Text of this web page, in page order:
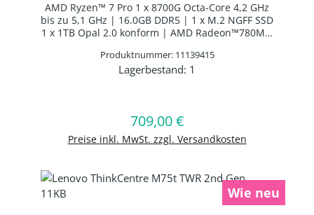
AMD Ryzen™ 7 Pro 1 x 8700G Octa-Core 4,2 GHz
bis zu 5,1 GHz | 16.0GB DDR5 | 1 x M.2 NGFF SSD
1 x 1TB Opal 2.0 konform | AMD Radeon™780M |
| USB Standardtastatur UK Layout | Windows 11
Professional 64-BIT
Produktnummer: 11139415
Lagerbestand: 1
Regulärer Preis:
709,00 €
Preise inkl. MwSt. zzgl. Versandkosten
Produkt Anzahl: Gib den
In den Warenkorb
Wie neu